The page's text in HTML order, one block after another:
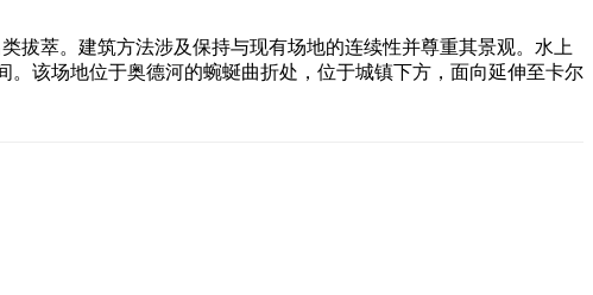
拔萃。建筑方法涉及保持与现有场地的连续性并尊重其景观。水上
该场地位于奥德河的蜿蜒曲折处，位于城镇下方，面向延伸至卡尔